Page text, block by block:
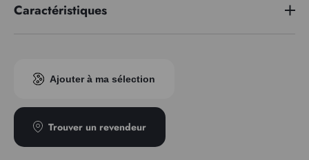
Caractéristiques
Indice pigmentaire
Type
Ajouter à ma sélection
Trouver un revendeur